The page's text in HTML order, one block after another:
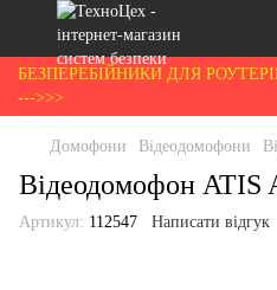
БЕЗПЕРЕБІЙНИКИ ДЛЯ
--->>>
Домофони Відеодомофони
Відеодомофон ATIS
Артикул: 112547 Написати відгук